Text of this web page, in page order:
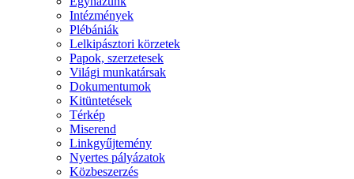
Intézmények
Plébániák
Lelkipásztori körzetek
Papok, szerzetesek
Világi munkatársak
Dokumentumok
Kitüntetések
Térkép
Miserend
Linkgyűjtemény
Nyertes pályázatok
Közbeszerzés